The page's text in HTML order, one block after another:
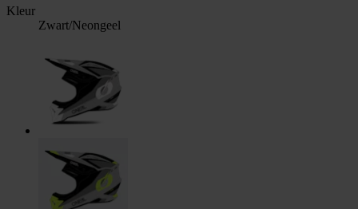
Kleur
Zwart/Neongeel